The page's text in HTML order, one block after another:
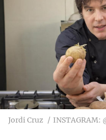
Jordi Cruz INSTAGRAM: